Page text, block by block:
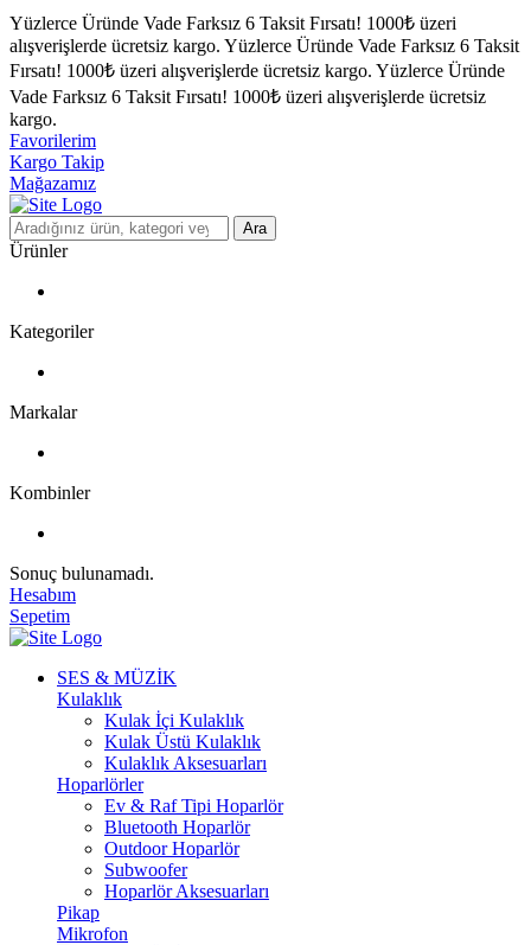
Yüzlerce Üründe Vade Farksız 6 Taksit Fırsatı! 1000₺ üzeri
alışverişlerde ücretsiz kargo. Yüzlerce Üründe Vade Farksız 6 Taksit
Fırsatı! 1000₺ üzeri alışverişlerde ücretsiz kargo. Yüzlerce Üründe
Vade Farksız 6 Taksit Fırsatı! 1000₺ üzeri alışverişlerde ücretsiz
kargo.
Favorilerim
Kargo Takip
Mağazamız
Ara
Ürünler
Kategoriler
Markalar
Kombinler
Sonuç bulunamadı.
Hesabım
Sepetim
SES & MÜZİK
Kulaklık
Kulak İçi Kulaklık
Kulak Üstü Kulaklık
Kulaklık Aksesuarları
Hoparlörler
Ev & Raf Tipi Hoparlör
Bluetooth Hoparlör
Outdoor Hoparlör
Subwoofer
Hoparlör Aksesuarları
Pikap
Mikrofon